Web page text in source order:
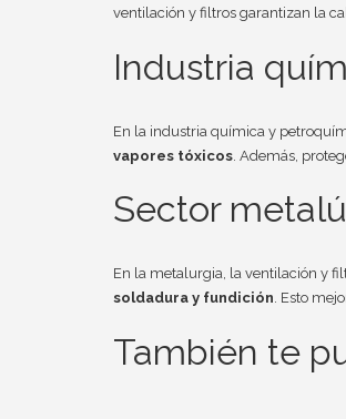
ventilación y filtros garantizan la
Industria
En la industria química y
vapores tóxicos . Además,
Sector
En la metalurgia, la ventilación y
soldadura y fundición. Esto
También te